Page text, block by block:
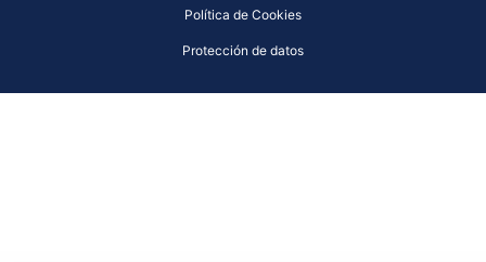
Política de Cookies
Protección de datos